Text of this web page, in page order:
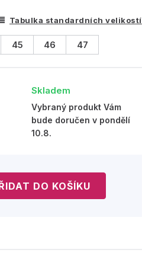
Tabulka standardních velikostí
45 46 47
Skladem
Vybraný produkt Vám
bude doručen v pondělí
10.8.